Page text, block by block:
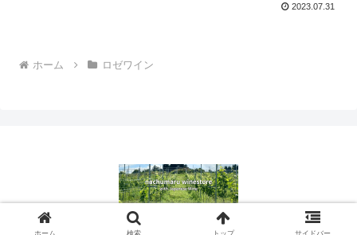
2023.07.31
ホーム ロゼワイン
© 2022 ナチュマル ワインストア.
ホーム 検索 トップ サイドバー